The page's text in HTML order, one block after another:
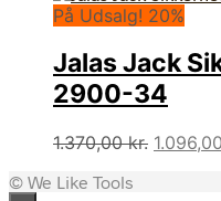
På Udsalg! 20%
Jalas Jack
2900-34
1.370,00kr. Den
1.096,00
© We Like Tools